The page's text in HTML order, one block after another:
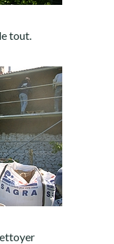
tout.